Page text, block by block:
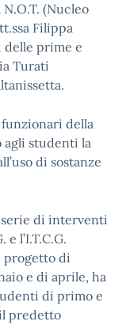
(Nucleo
Filippa
prime e
Turati
della
agli studenti la
di sostanze
serie di interventi
l’I.T.C.G.
progetto di
e di aprile, ha
di primo e
predetto